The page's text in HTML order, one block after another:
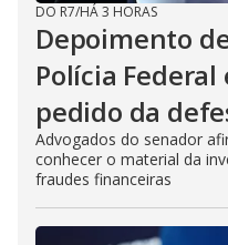
DO R7/HÁ 3 HORAS
Depoimento
Polícia
pedido da
Advogados do senador
conhecer o material da
fraudes financeiras